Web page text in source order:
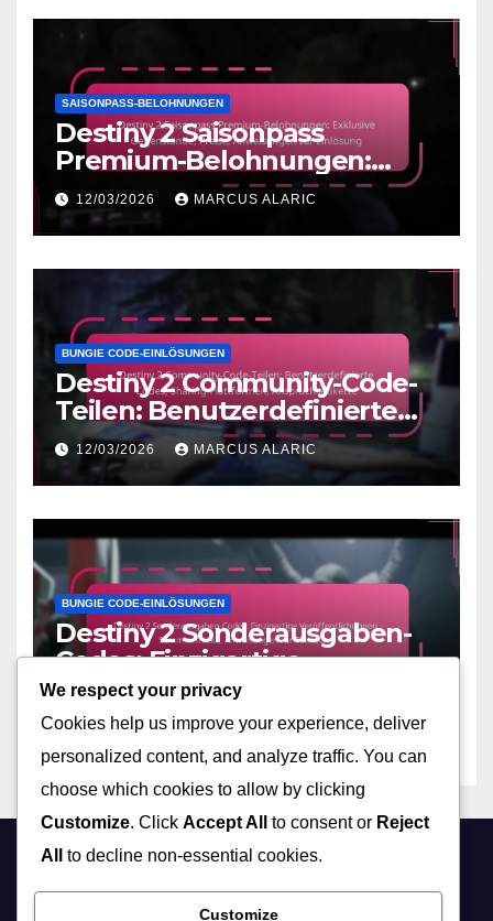
SAISONPASS-BELOHNUNGEN
Destiny 2 Saisonpass
Premium-Belohnungen:
Exklusive Gegenstände,
Preise, Anweisungen zur
Einlösung
12/03/2026 MARCUS ALARIC
BUNGIE CODE-EINLÖSUNGEN
Destiny 2 Community-Code-
Teilen: Benutzerdefinierte
Codes, Sharing-Plattformen,
Anspruchsetikette
12/03/2026 MARCUS ALARIC
BUNGIE CODE-EINLÖSUNGEN
Destiny 2 Sonderausgaben-
Codes: Einzigartige
Veröffentlichungen,
Sammlerstücke,
Anweisungen zur Einlösung
10/03/2026 MARCUS ALARIC
mfelderer.at
We respect your privacy
Cookies help us improve your experience, deliver
personalized content, and analyze traffic. You can
choose which cookies to allow by clicking
Customize. Click Accept All to consent or Reject
All
to decline non-essential cookies.
Customize